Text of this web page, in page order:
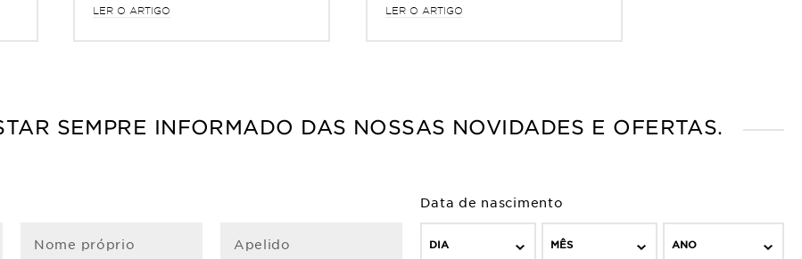
LER O ARTIGO LER O ARTIGO
SEMPRE INFORMADO DAS NOSSAS NOVIDADES E OFERTAS.
Nome próprio Apelido
Data de nascimento
DIA MÊS ANO